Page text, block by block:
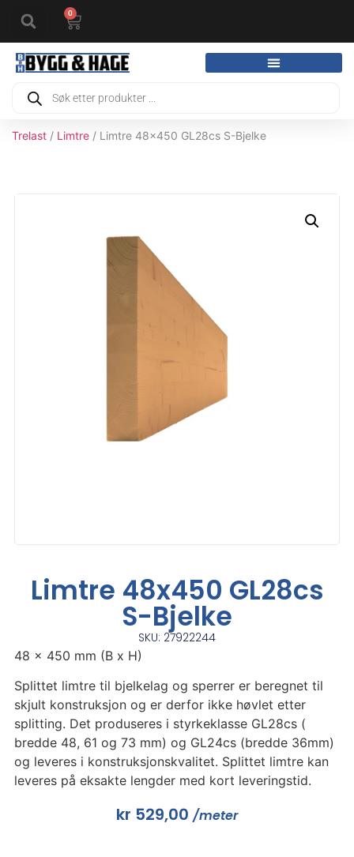
0
Trelast / Limtre / Limtre 48x450 GL28cs S-Bjelke
Limtre 48x450 GL28cs
S-Bjelke
SKU: 27922244
48 x 450 mm (B x H)
Splittet limtre til bjelkelag og sperrer er beregnet til
skjult konstruksjon og er derfor ikke høvlet etter
splitting. Det produseres i styrkeklasse GL28cs (
bredde 48, 61 og 73 mm) og GL24cs (bredde 36mm)
og leveres i konstruksjonskvalitet. Splittet limtre kan
leveres på eksakte lengder med kort leveringstid.
kr 529,00 /meter